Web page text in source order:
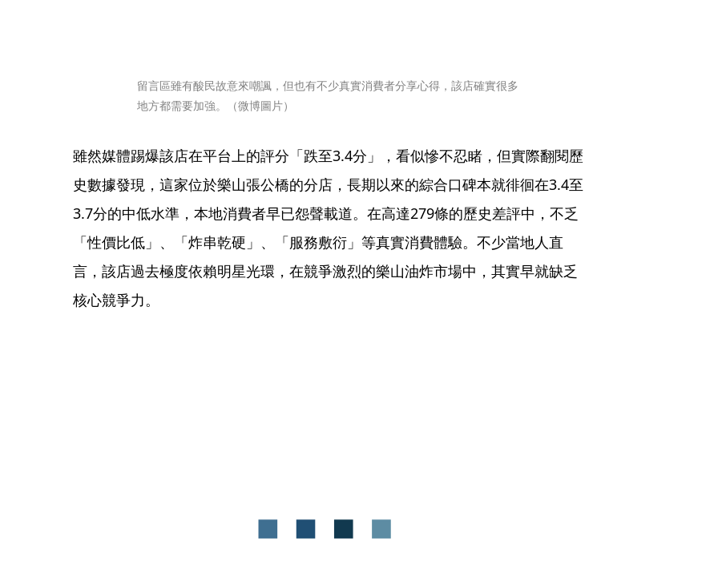
留言區雖有酸民故意來嘲諷，但也有不少真實消費者分享心得，該店確實很多
地方都需要加強。（微博圖片）
雖然媒體踢爆該店在平台上的評分「跌至3.4分」，看似慘不忍睹，但實際翻閱歷
史數據發現，這家位於樂山張公橋的分店，長期以來的綜合口碑本就徘徊在3.4至
3.7分的中低水準，本地消費者早已怨聲載道。在高達279條的歷史差評中，不乏
「性價比低」、「炸串乾硬」、「服務敷衍」等真實消費體驗。不少當地人直
言，該店過去極度依賴明星光環，在競爭激烈的樂山油炸市場中，其實早就缺乏
核心競爭力。